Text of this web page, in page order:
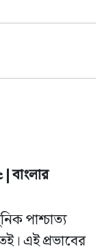
বাংলার
পাশ্চাত্য
এই প্রভাবের